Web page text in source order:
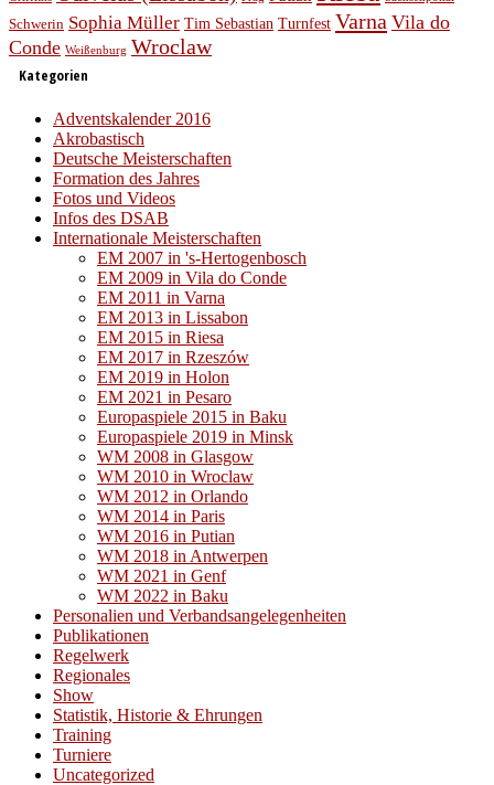
Schwerin Sophia Müller Tim Sebastian Turnfest Varna Vila do
Conde Weißenburg Wroclaw
Kategorien
Adventskalender 2016
Akrobastisch
Deutsche Meisterschaften
Formation des Jahres
Fotos und Videos
Infos des DSAB
Internationale Meisterschaften
EM 2007 in 's-Hertogenbosch
EM 2009 in Vila do Conde
EM 2011 in Varna
EM 2013 in Lissabon
EM 2015 in Riesa
EM 2017 in Rzeszów
EM 2019 in Holon
EM 2021 in Pesaro
Europaspiele 2015 in Baku
Europaspiele 2019 in Minsk
WM 2008 in Glasgow
WM 2010 in Wroclaw
WM 2012 in Orlando
WM 2014 in Paris
WM 2016 in Putian
WM 2018 in Antwerpen
WM 2021 in Genf
WM 2022 in Baku
Personalien und Verbandsangelegenheiten
Publikationen
Regelwerk
Regionales
Show
Statistik, Historie & Ehrungen
Training
Turniere
Uncategorized